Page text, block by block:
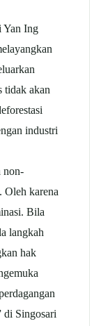
Yan Ing
tidak akan
industri
non-
Oleh karena
Bila
langkah
hak
di Singosari